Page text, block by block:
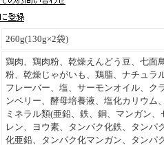
260g(130g×2袋)
鶏肉、鶏肉粉、乾燥えんどう豆、七面
粉、乾燥じゃがいも、鶏脂、ナチュラ
フレーバー、塩、サーモンオイル、ク
ンベリー、酵母培養液、塩化カリウム、
ミネラル類(亜鉛、鉄、銅、マンガン、
レン、ヨウ素、タンパク化鉄、タンパ
化亜鉛、タンパク化マンガン、タンパ